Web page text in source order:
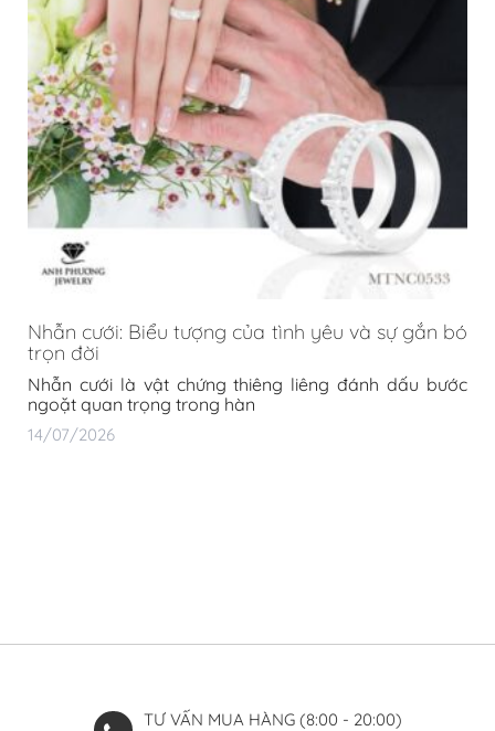
Nhẫn cưới: Biểu tượng của tình yêu và sự gắn bó
trọn đời
Nhẫn cưới là vật chứng thiêng liêng đánh dấu bước
ngoặt quan trọng trong hàn
14/07/2026
TƯ VẤN MUA HÀNG (8:00 - 20:00)